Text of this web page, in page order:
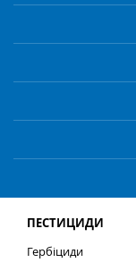
ПЕСТИЦИДИ
Гербіциди